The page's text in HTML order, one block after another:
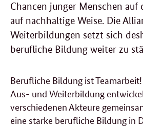
Chancen junger Menschen
auf nachhaltige Weise. Die
Weiterbildungen setzt sich
berufliche Bildung weiter zu
Berufliche Bildung ist
Aus- und Weiterbildung
verschiedenen Akteure
eine starke berufliche Bildung in